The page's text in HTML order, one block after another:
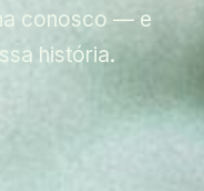
conosco — e
história.